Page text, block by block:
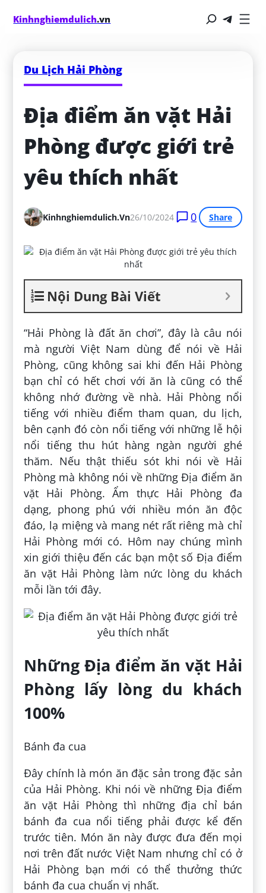
Kinhnghiemdulich.vn
Du Lịch Hải Phòng
Địa điểm ăn vặt Hải
Phòng được giới trẻ
yêu thích nhất
Kinhnghiemdulich.vn26/10/2024 0 Share
Nội Dung Bài Viết
“Hải Phòng là đất ăn chơi”, đây là câu nói
mà người Việt Nam dùng để nói về Hải
Phòng, cũng không sai khi đến Hải Phòng
bạn chỉ có hết chơi với ăn là cũng có thể
không nhớ đường về nhà. Hải Phòng nổi
tiếng với nhiều điểm tham quan, du lịch,
bên cạnh đó còn nổi tiếng với những lễ hội
nổi tiếng thu hút hàng ngàn người ghé
thăm. Nếu thật thiếu sót khi nói về Hải
Phòng mà không nói về những Địa điểm ăn
vặt Hải Phòng. Ẩm thực Hải Phòng đa
dạng, phong phú với nhiều món ăn độc
đáo, lạ miệng và mang nét rất riêng mà chỉ
Hải Phòng mới có. Hôm nay chúng mình
xin giới thiệu đến các bạn một số Địa điểm
ăn vặt Hải Phòng làm nức lòng du khách
mỗi lần tới đây.
Những Địa điểm ăn vặt Hải
Phòng lấy lòng du khách
100%
Bánh đa cua
Đây chính là món ăn đặc sản trong đặc sản
của Hải Phòng. Khi nói về những Địa điểm
ăn vặt Hải Phòng thì những địa chỉ bán
bánh đa cua nổi tiếng phải được kể đến
trước tiên. Món ăn này được đưa đến mọi
nơi trên đất nước Việt Nam nhưng chỉ có ở
Hải Phòng bạn mới có thể thưởng thức
bánh đa cua chuẩn vị nhất.